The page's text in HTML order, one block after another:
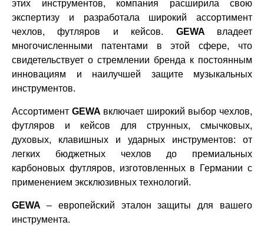
этих инструментов, компания расширила свою
экспертизу и разработала широкий ассортимент
чехлов, футляров и кейсов. GEWA владеет
многочисленными патентами в этой сфере, что
свидетельствует о стремлении бренда к постоянным
инновациям и наилучшей защите музыкальных
инструментов.
Ассортимент GEWA включает широкий выбор чехлов,
футляров и кейсов для струнных, смычковых,
духовых, клавишных и ударных инструментов: от
легких бюджетных чехлов до премиальных
карбоновых футляров, изготовленных в Германии с
применением эксклюзивных технологий.
GEWA – европейский эталон защиты для вашего
инструмента.